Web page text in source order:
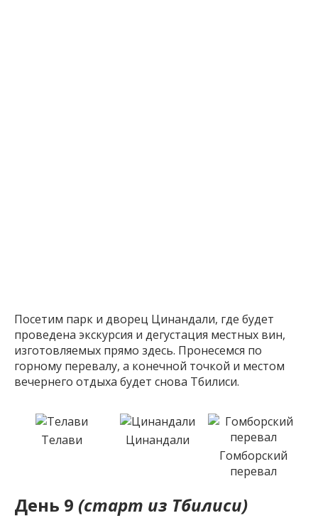
Посетим парк и дворец Цинандали, где будет
проведена экскурсия и дегустация местных вин,
изготовляемых прямо здесь. Пронесемся по
горному перевалу, а конечной точкой и местом
вечернего отдыха будет снова Тбилиси.
Телави
Цинандали
Гомборский
перевал
День 9 (старт из Тбилиси)